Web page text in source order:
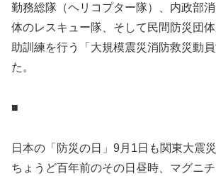
勤務総隊（ヘリコプター隊）、内政部
体のレスキュー隊、そして民間防災団
助訓練を行う「大規模震災消防救災動
た。
■
日本の「防災の日」9月1日も関東大震
ちょうど百年前のその日昼時、マグニ